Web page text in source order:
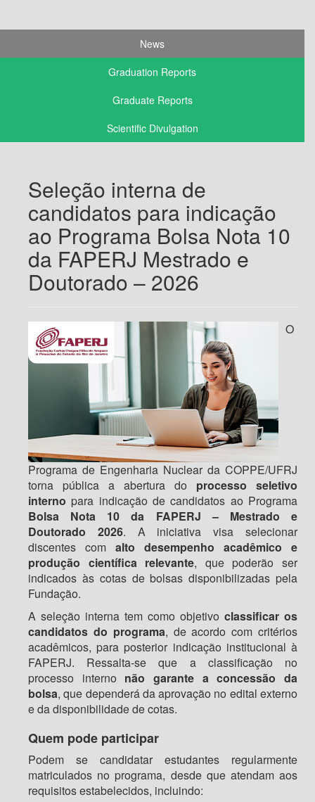
News
Graduation Reports
Graduate Reports
Scientific Divulgation
Seleção interna de
candidatos para indicação
ao Programa Bolsa Nota 10
da FAPERJ Mestrado e
Doutorado – 2026
O
Programa de Engenharia Nuclear da COPPE/UFRJ
torna pública a abertura do processo seletivo
interno para indicação de candidatos ao Programa
Bolsa Nota 10 da FAPERJ – Mestrado e
Doutorado 2026. A iniciativa visa selecionar
discentes com alto desempenho acadêmico e
produção científica relevante, que poderão ser
indicados às cotas de bolsas disponibilizadas pela
Fundação.
A seleção interna tem como objetivo classificar os
candidatos do programa, de acordo com critérios
acadêmicos, para posterior indicação institucional à
FAPERJ. Ressalta-se que a classificação no
processo interno não garante a concessão da
bolsa, que dependerá da aprovação no edital externo
e da disponibilidade de cotas.
Quem pode participar
Podem se candidatar estudantes regularmente
matriculados no programa, desde que atendam aos
requisitos estabelecidos, incluindo: